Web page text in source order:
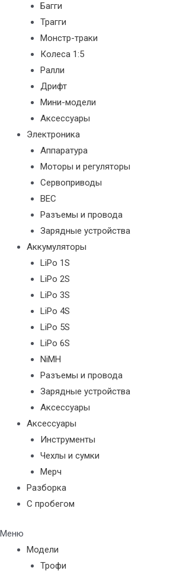
Багги
Трагги
Монстр-траки
Колеса 1:5
Ралли
Дрифт
Мини-модели
Аксессуары
Электроника
Аппаратура
Моторы и регуляторы
Сервоприводы
BEC
Разъемы и провода
Зарядные устройства
Аккумуляторы
LiPo 1S
LiPo 2S
LiPo 3S
LiPo 4S
LiPo 5S
LiPo 6S
NiMH
Разъемы и провода
Зарядные устройства
Аксессуары
Аксессуары
Инструменты
Чехлы и сумки
Мерч
Разборка
С пробегом
Меню
Модели
Трофи